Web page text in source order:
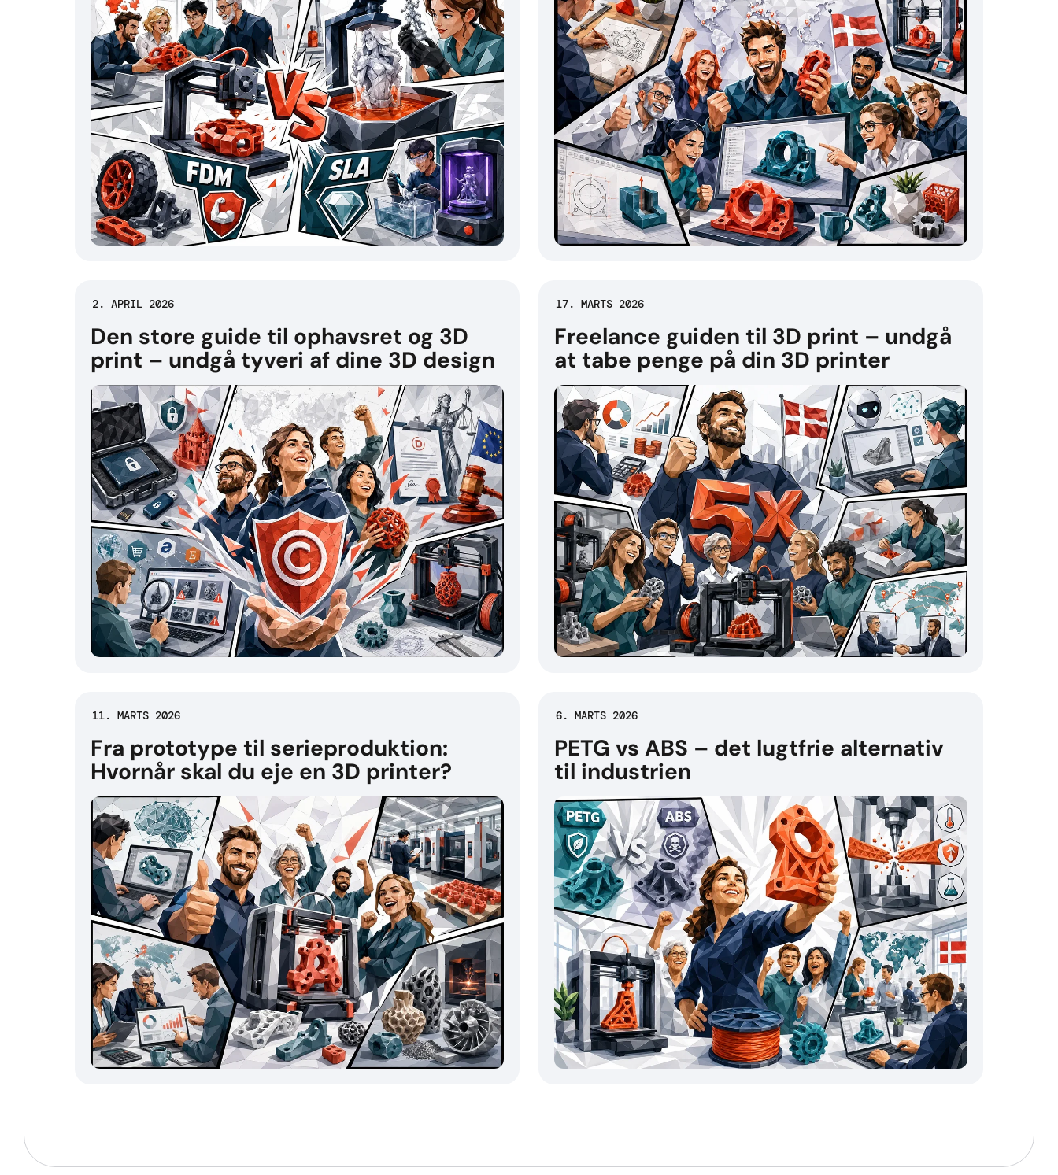
Den store guide til ophavsret og 3D
print – undgå tyveri af dine 3D design
2. APRIL 2026
Freelance guiden til 3D print – undgå
at tabe penge på din 3D printer
17. MARTS 2026
Fra prototype til serieproduktion:
Hvornår skal du eje en 3D printer?
11. MARTS 2026
PETG vs ABS – det lugtfrie alternativ
til industrien
6. MARTS 2026